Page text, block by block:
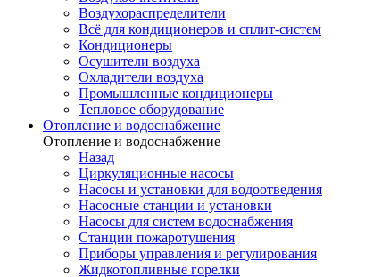
Воздухораспределители
Всё для кондиционеров и сплит-систем
Кондиционеры
Осушители воздуха
Охладители воздуха
Промышленные кондиционеры
Тепловое оборудование
Отопление и водоснабжение
Отопление и водоснабжение
Назад
Циркуляционные насосы
Насосы и установки для водоотведения
Насосные станции и установки
Насосы для систем водоснабжения
Станции пожаротушения
Приборы управления и регулирования
Жидкотопливные горелки